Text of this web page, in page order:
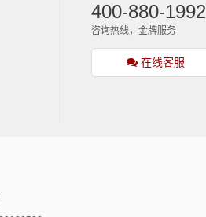
400-880-1992
咨询热线，金牌服务
在线客服